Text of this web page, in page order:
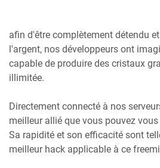
afin d'être complètement détendu
l'argent, nos développeurs ont
capable de produire des cristaux
illimitée.
Directement connecté à nos
meilleur allié que vous pouvez
Sa rapidité et son efficacité sont
meilleur hack applicable à ce